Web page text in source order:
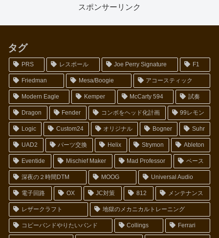
スポンサーリンク
タグ
PRS レスポール Joe Perry Signature F1
Friedman Mesa/Boogie アコースティック
Modern Eagle Kemper McCarty 594 試奏
Dragon Fender コンボをヘッド化計画 99レモン
Logic Custom24 オリジナル Bogner Suhr
UAD2 パーツ交換 Helix Strymon Ableton
Eventide Mischief Maker Mad Professor ベース
深夜の２時間DTM MOOG Universal Audio
電子回路 OX JC対策 812 メンテナンス
レザークラフト 地獄のメカニカルトレーニング
コピーバンドやりたいバンド Collings Ferrari